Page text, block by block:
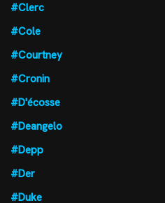
#Clerc
#Cole
#Courtney
#Cronin
#D'écosse
#Deangelo
#Depp
#Der
#Duke